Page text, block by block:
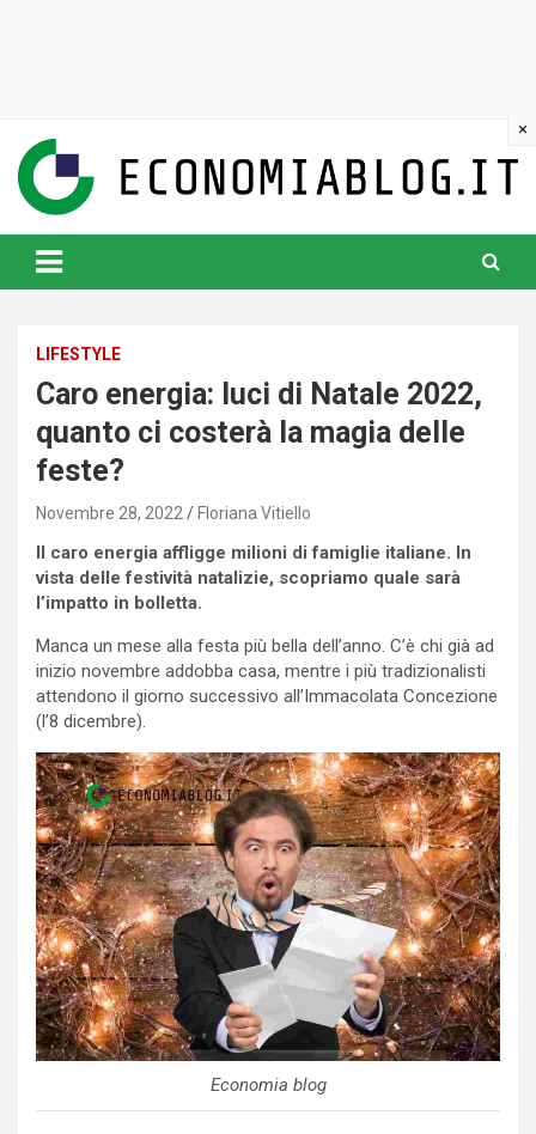
content
www.economiablog.it
LIFESTYLE
Caro energia: luci di Natale 2022,
quanto ci costerà la magia delle
feste?
Novembre 28, 2022 Floriana Vitiello
Il caro energia affligge milioni di famiglie italiane. In
vista delle festività natalizie, scopriamo quale sarà
l’impatto in bolletta.
Manca un mese alla festa più bella dell’anno. C’è chi già ad
inizio novembre addobba casa, mentre i più tradizionalisti
attendono il giorno successivo all’Immacolata Concezione
(l’8 dicembre).
Economia blog